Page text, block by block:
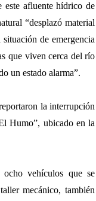
este afluente hídrico de
“desplazó material
de emergencia
que viven cerca del río
un estado alarma”.
la interrupción
Humo”, ubicado en la
vehículos que se
mecánico, también